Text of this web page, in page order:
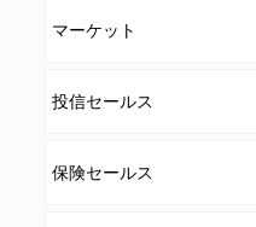
マーケット
投信セールス
保険セールス